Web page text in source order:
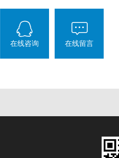
在线咨询 在线留言